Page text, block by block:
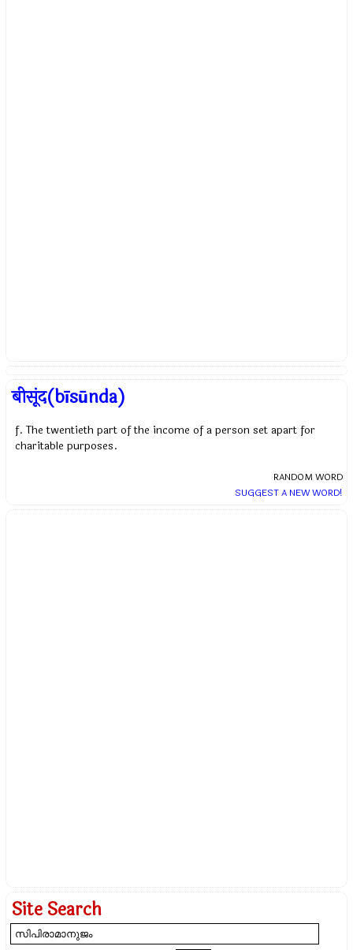
बीसूंद(bīsūnda)
f. The twentieth part of the income of a person set apart for
charitable purposes.
RANDOM WORD
SUGGEST A NEW WORD!
Site Search